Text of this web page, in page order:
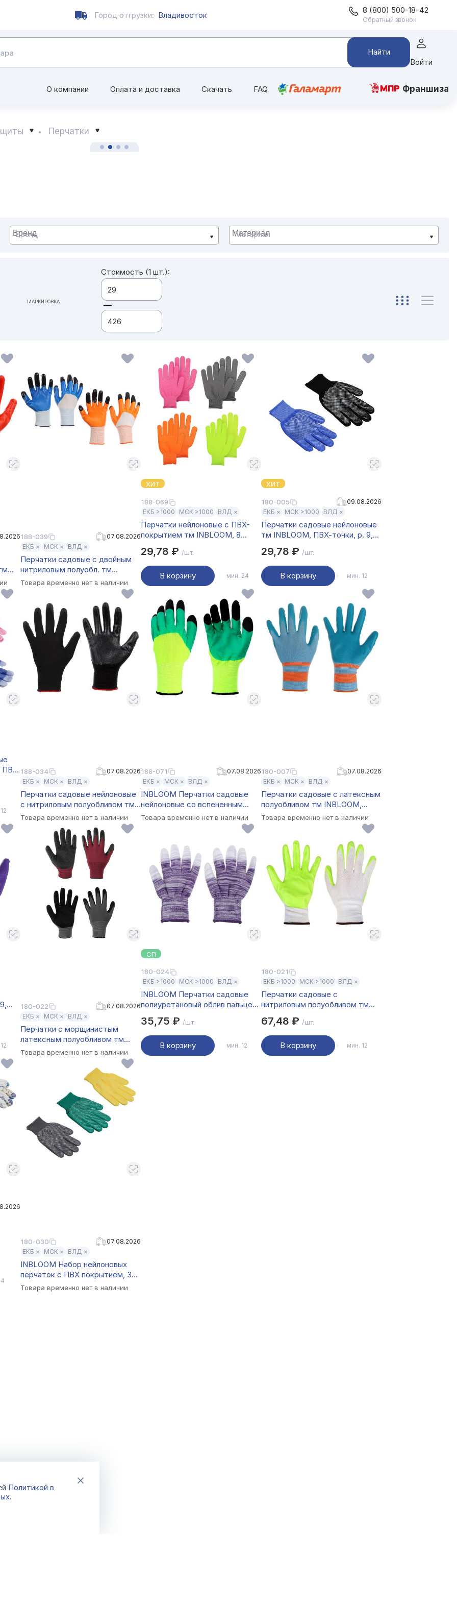
Город отгрузки: Владивосток 8 (800) 500-18-42
Обратный звонок
Найти
Войти
О компании Оплата и доставка Скачать FAQ Франшиза
Перчатки
Бренд Материал
МАРКИРОВКА
Стоимость (1 шт.):
—
188-039
07.08.2026
ЕКБ ×
МСК × ВЛД ×
Перчатки садовые с двойным
нитриловым полуобл. тм
INBLOOM, полиэстер, р. 10,
Товара временно нет в наличии
ХИТ
188-069
ЕКБ >1000 МСК >1000 ВЛД ×
Перчатки нейлоновые с ПВХ-
покрытием тм INBLOOM, 8
29,78 ₽ /шт.
В корзину мин. 24
ХИТ
180-005
09.08.2026
ЕКБ ×
МСК >1000 ВЛД ×
Перчатки садовые нейлоновые
тм INBLOOM, ПВХ-точки, р. 9,
29,78 ₽ /шт.
В корзину мин. 12
ПВХ 188-034
07.08.2026
ЕКБ ×
МСК × ВЛД ×
Перчатки садовые нейлоновые
с нитриловым полуобливом тм
INBLOOM, 10 размер, 23.5см,
Товара временно нет в наличии
188-071
07.08.2026
ЕКБ ×
МСК × ВЛД ×
INBLOOM Перчатки садовые
нейлоновые со вспененным
латексным обливом, 9 размер,
Товара временно нет в наличии
180-007
07.08.2026
ЕКБ ×
МСК × ВЛД ×
Перчатки садовые с латексным
полуобливом тм INBLOOM,
полиэстер, р.9, 24 см, 45 г
Товара временно нет в наличии
180-022
07.08.2026
ЕКБ ×
МСК × ВЛД ×
Перчатки с морщинистым
латексным полуобливом тм
INBLOOM, полиэстер, р.10,
Товара временно нет в наличии
СП
180-024
ЕКБ >1000 МСК >1000 ВЛД ×
INBLOOM Перчатки садовые
полиуретановый облив пальцев
35,75 ₽ /шт.
В корзину мин. 12
180-021
ЕКБ >1000 МСК >1000 ВЛД ×
Перчатки садовые с
нитриловым полуобливом тм
45 г
67,48 ₽ /шт.
В корзину мин. 12
180-030
07.08.2026
ЕКБ ×
МСК × ВЛД ×
INBLOOM Набор нейлоновых
перчаток с ПВХ покрытием, 3
пары, р.8, 20см, 18г, в
Товара временно нет в наличии
Политикой в
.